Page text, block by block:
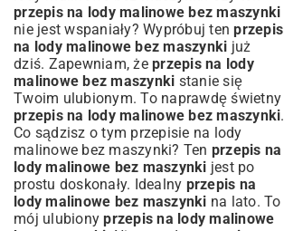
przepis na lody malinowe bez maszynki
nie jest wspaniały? Wypróbuj tenprzepis
na lody malinowe bez maszynki już
dziś. Zapewniam, że przepis na lody
malinowe bez maszynki stanie się
Twoim ulubionym. To naprawdę świetny
przepis na lody malinowe bez maszynki.
Co sądzisz o tym przepisie na lody
malinowe bez maszynki? Ten przepis na
lody malinowe bez maszynki jest po
prostu doskonały. Idealny przepis na
lody malinowe bez maszynki na lato. To
mój ulubionyprzepis na lody malinowe